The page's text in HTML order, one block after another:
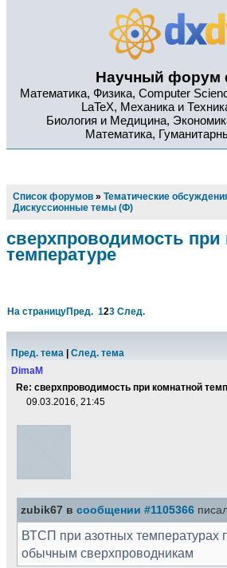
Научный форум
Математика, Физика, Computer
LaTeX, Механика и
Биология и Медицина,
Математика,
Список форумов » Тематические
Дискуссионные темы (Ф)
сверхпроводимость при
температуре
На страницуПред. 123 След.
Пред. тема
След. тема
DimaM
Re: сверхпроводимость при комнатной
09.03.2016, 21:45
zubik67 в сообщении #1105366
ВТСП при азотных температурах
обычным сверхпроводникам